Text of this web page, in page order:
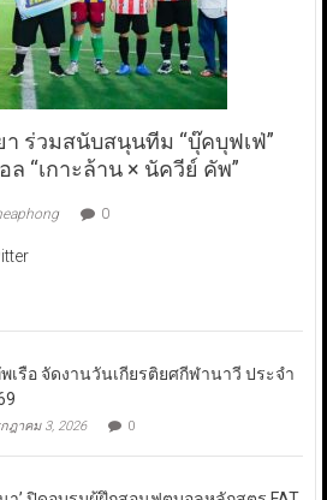
ร่วมสนับสนุนทีม “บุ๊คบุฟเฟ่”
“เกาะล้าน × นัควีย์ คัพ”
0
เรือ จัดงานวันเกียรติยศกีฬานาวี ประจำ
ฎาคม 3, 2026 0